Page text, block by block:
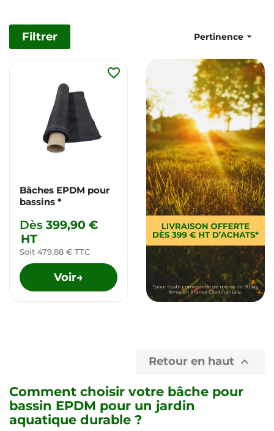
Filtrer Pertinence
Bâches EPDM pour
bassins *
Dès 399,90 €
HT
Soit 479,88 € TTC
Voir→
favorite_border
Retour en haut 
Comment choisir votre bâche pour
bassin EPDM pour un jardin
aquatique durable ?